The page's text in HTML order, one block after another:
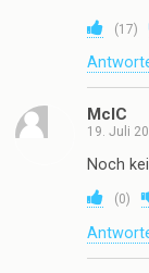
(17)
McIC
19. Juli
Noch
(0)